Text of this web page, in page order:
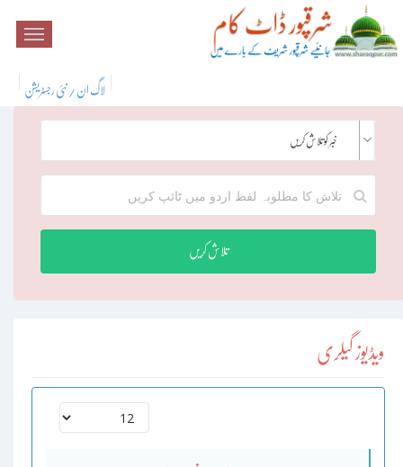
لاگ ان / نئی رجسٹریشن
خبر کو تلاش کریں
تلاش کریں
ویڈیوز گیلری